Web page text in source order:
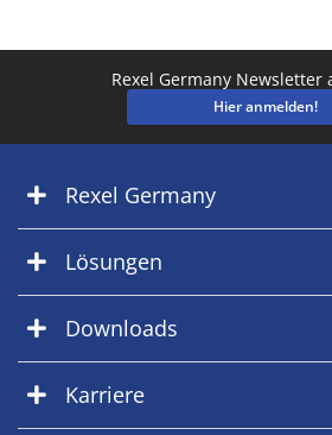
Rexel Germany Newsletter
Hier anmelden!
Rexel Germany
Lösungen
Downloads
Karriere